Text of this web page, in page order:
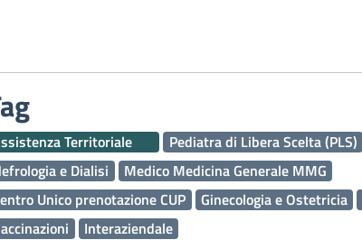
Territoriale
Pediatra di Libera Scelta (PLS)
e Dialisi
Medico Medicina Generale MMG
Unico prenotazione CUP
Ginecologia e Ostetricia
Interaziendale